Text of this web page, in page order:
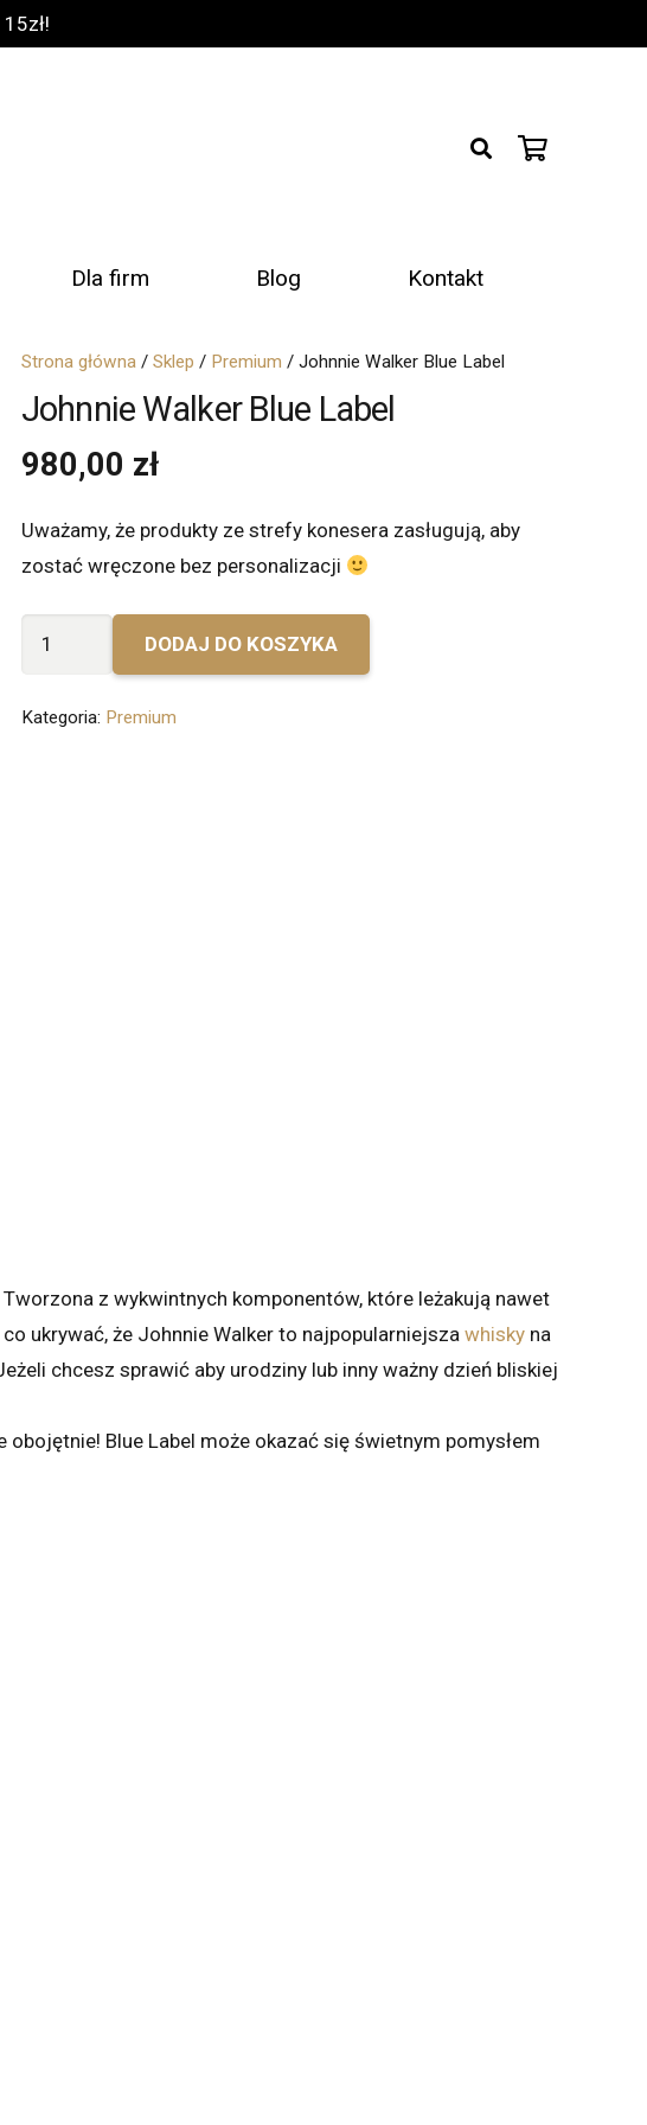
Dla firm Blog Kontakt
Strona główna / Sklep / Premium / Johnnie Walker Blue Label
Johnnie Walker Blue Label
980,00 zł
Uważamy, że produkty ze strefy konesera zasługują, aby
zostać wręczone bez personalizacji
DODAJ DO KOSZYKA
Kategoria: Premium
z wykwintnych komponentów, które leżakują nawet
ukrywać, że Johnnie Walker to najpopularniejsza whisky na
chcesz sprawić aby urodziny lub inny ważny dzień bliskiej
Blue Label może okazać się świetnym pomysłem